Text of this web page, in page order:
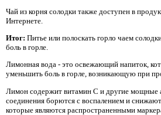
Чай из корня солодки также доступен в
Интернете.
Итог: Питье или полоскать горло чаем
боль в горле.
Лимонная вода - это освежающий напиток,
уменьшить боль в горле, возникающую при
Лимон содержит витамин С и другие мощные
соединения борются с воспалением и
которые являются распространенными